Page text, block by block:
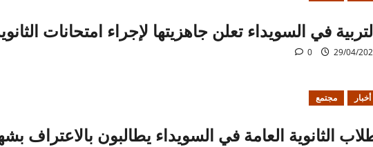
في السويداء تعلن جاهزيتها لإجراء امتحانات
29/04/
0
أخبار مجتمع
الثانوية العامة في السويداء يطالبون بالاعتراف